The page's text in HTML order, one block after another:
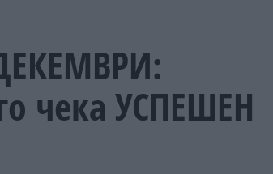
чека УСПЕШЕН